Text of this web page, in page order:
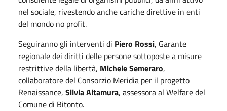
nel sociale, rivestendo anche cariche direttive in enti
del mondo no profit.
Seguiranno gli interventi di Piero Rossi, Garante
regionale dei diritti delle persone sottoposte a misure
restrittive della libertà, Michele Semeraro,
collaboratore del Consorzio Meridia per il progetto
Renaissance, Silvia Altamura, assessora al Welfare del
Comune di Bitonto.